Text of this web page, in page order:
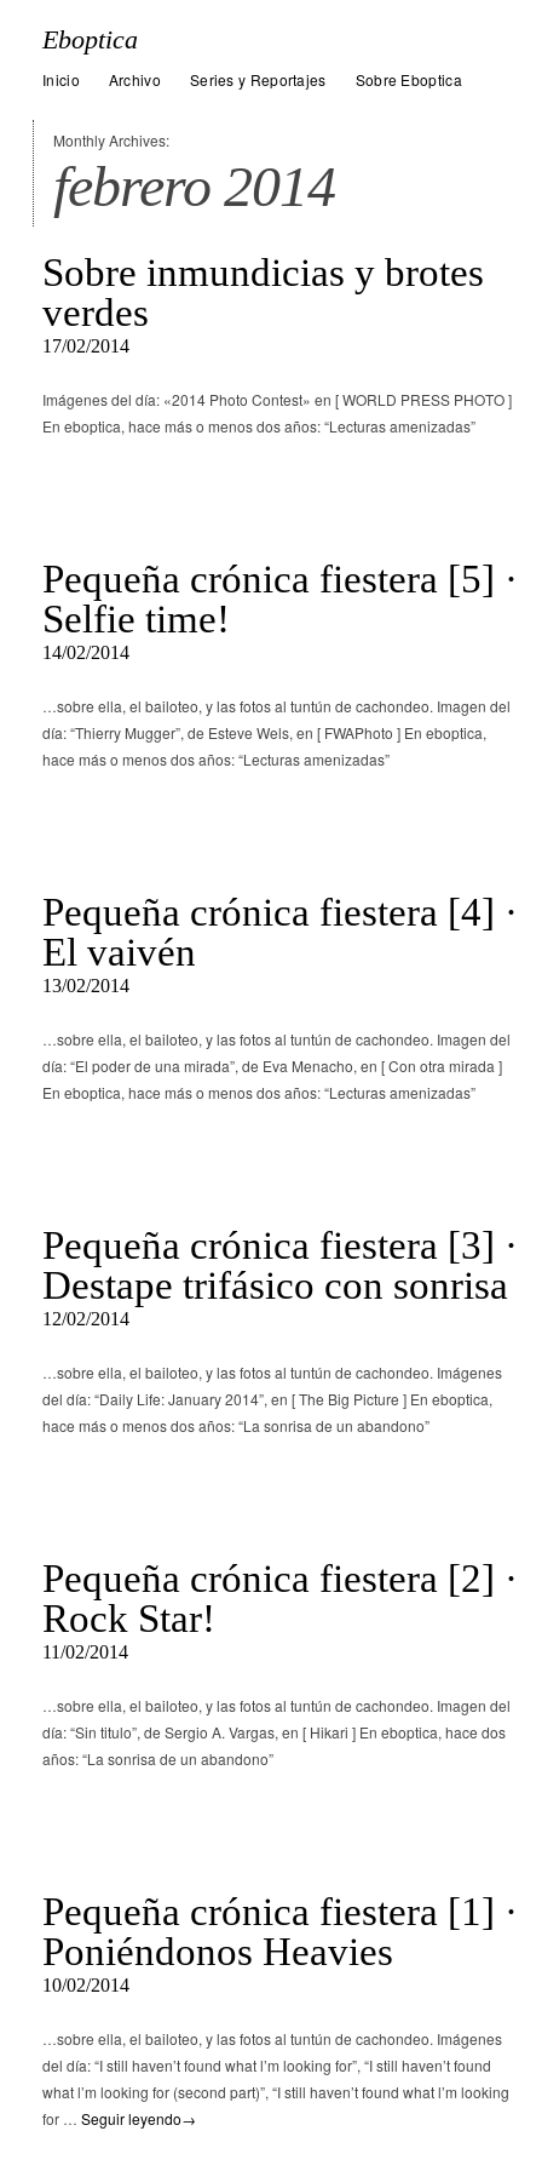
Eboptica
Inicio Archivo Series y Reportajes Sobre Eboptica
Monthly Archives:
febrero 2014
Sobre inmundicias y brotes
verdes
17/02/2014
Imágenes del día: «2014 Photo Contest» en [ WORLD PRESS PHOTO ]
En eboptica, hace más o menos dos años: “Lecturas amenizadas”
Pequeña crónica fiestera [5] ·
Selfie time!
14/02/2014
…sobre ella, el bailoteo, y las fotos al tuntún de cachondeo. Imagen del
día: “Thierry Mugger”, de Esteve Wels, en [ FWAPhoto ] En eboptica,
hace más o menos dos años: “Lecturas amenizadas”
Pequeña crónica fiestera [4] ·
El vaivén
13/02/2014
…sobre ella, el bailoteo, y las fotos al tuntún de cachondeo. Imagen del
día: “El poder de una mirada”, de Eva Menacho, en [ Con otra mirada ]
En eboptica, hace más o menos dos años: “Lecturas amenizadas”
Pequeña crónica fiestera [3] ·
Destape trifásico con sonrisa
12/02/2014
…sobre ella, el bailoteo, y las fotos al tuntún de cachondeo. Imágenes
del día: “Daily Life: January 2014”, en [ The Big Picture ] En eboptica,
hace más o menos dos años: “La sonrisa de un abandono”
Pequeña crónica fiestera [2] ·
Rock Star!
11/02/2014
…sobre ella, el bailoteo, y las fotos al tuntún de cachondeo. Imagen del
día: “Sin titulo”, de Sergio A. Vargas, en [ Hikari ] En eboptica, hace dos
años: “La sonrisa de un abandono”
Pequeña crónica fiestera [1] ·
Poniéndonos Heavies
10/02/2014
…sobre ella, el bailoteo, y las fotos al tuntún de cachondeo. Imágenes
del día: “I still haven’t found what l’m looking for”, “I still haven’t found
what l’m looking for (second part)”, “I still haven’t found what l’m looking
for … Seguir leyendo→